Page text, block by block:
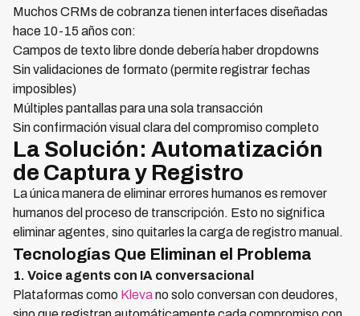
Muchos CRMs de cobranza tienen interfaces diseñadas
hace 10-15 años con:
Campos de texto libre donde debería haber dropdowns
Sin validaciones de formato (permite registrar fechas
imposibles)
Múltiples pantallas para una sola transacción
Sin confirmación visual clara del compromiso completo
La Solución: Automatización
de Captura y Registro
La única manera de eliminar errores humanos es remover
humanos del proceso de transcripción. Esto no significa
eliminar agentes, sino quitarles la carga de registro manual.
Tecnologías Que Eliminan el Problema
1. Voice agents con IA conversacional
Plataformas como Klevano solo conversan con deudores,